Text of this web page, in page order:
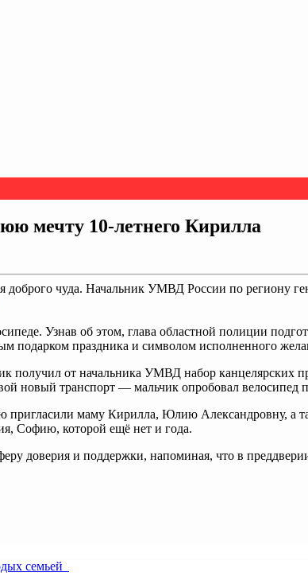
мечту 10‑летнего Кирилла
доброго чуда. Начальник УМВД России по региону
Узнав об этом, глава областной полиции
подарком праздника и символом исполненного
получил от начальника УМВД набор канцелярских
новый транспорт — мальчик опробовал велосипед
маму Кирилла, Юлию Александровну, а
Софию, которой ещё нет и года.
доверия и поддержки, напоминая, что в